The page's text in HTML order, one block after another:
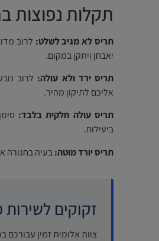
תקלות נפוצות
תריס לא מגיב לשלט: לרוב
יאבחן ויתקן במקום.
תריס ירד ולא עולה: לרוב
אליכם לתיקון מהיר.
תריס עולה חלקית בלבד:
ביעילות.
תריס יורד מוטה:בעיה בחגורה
זקוקים לשירות
צוות אלומית זמין